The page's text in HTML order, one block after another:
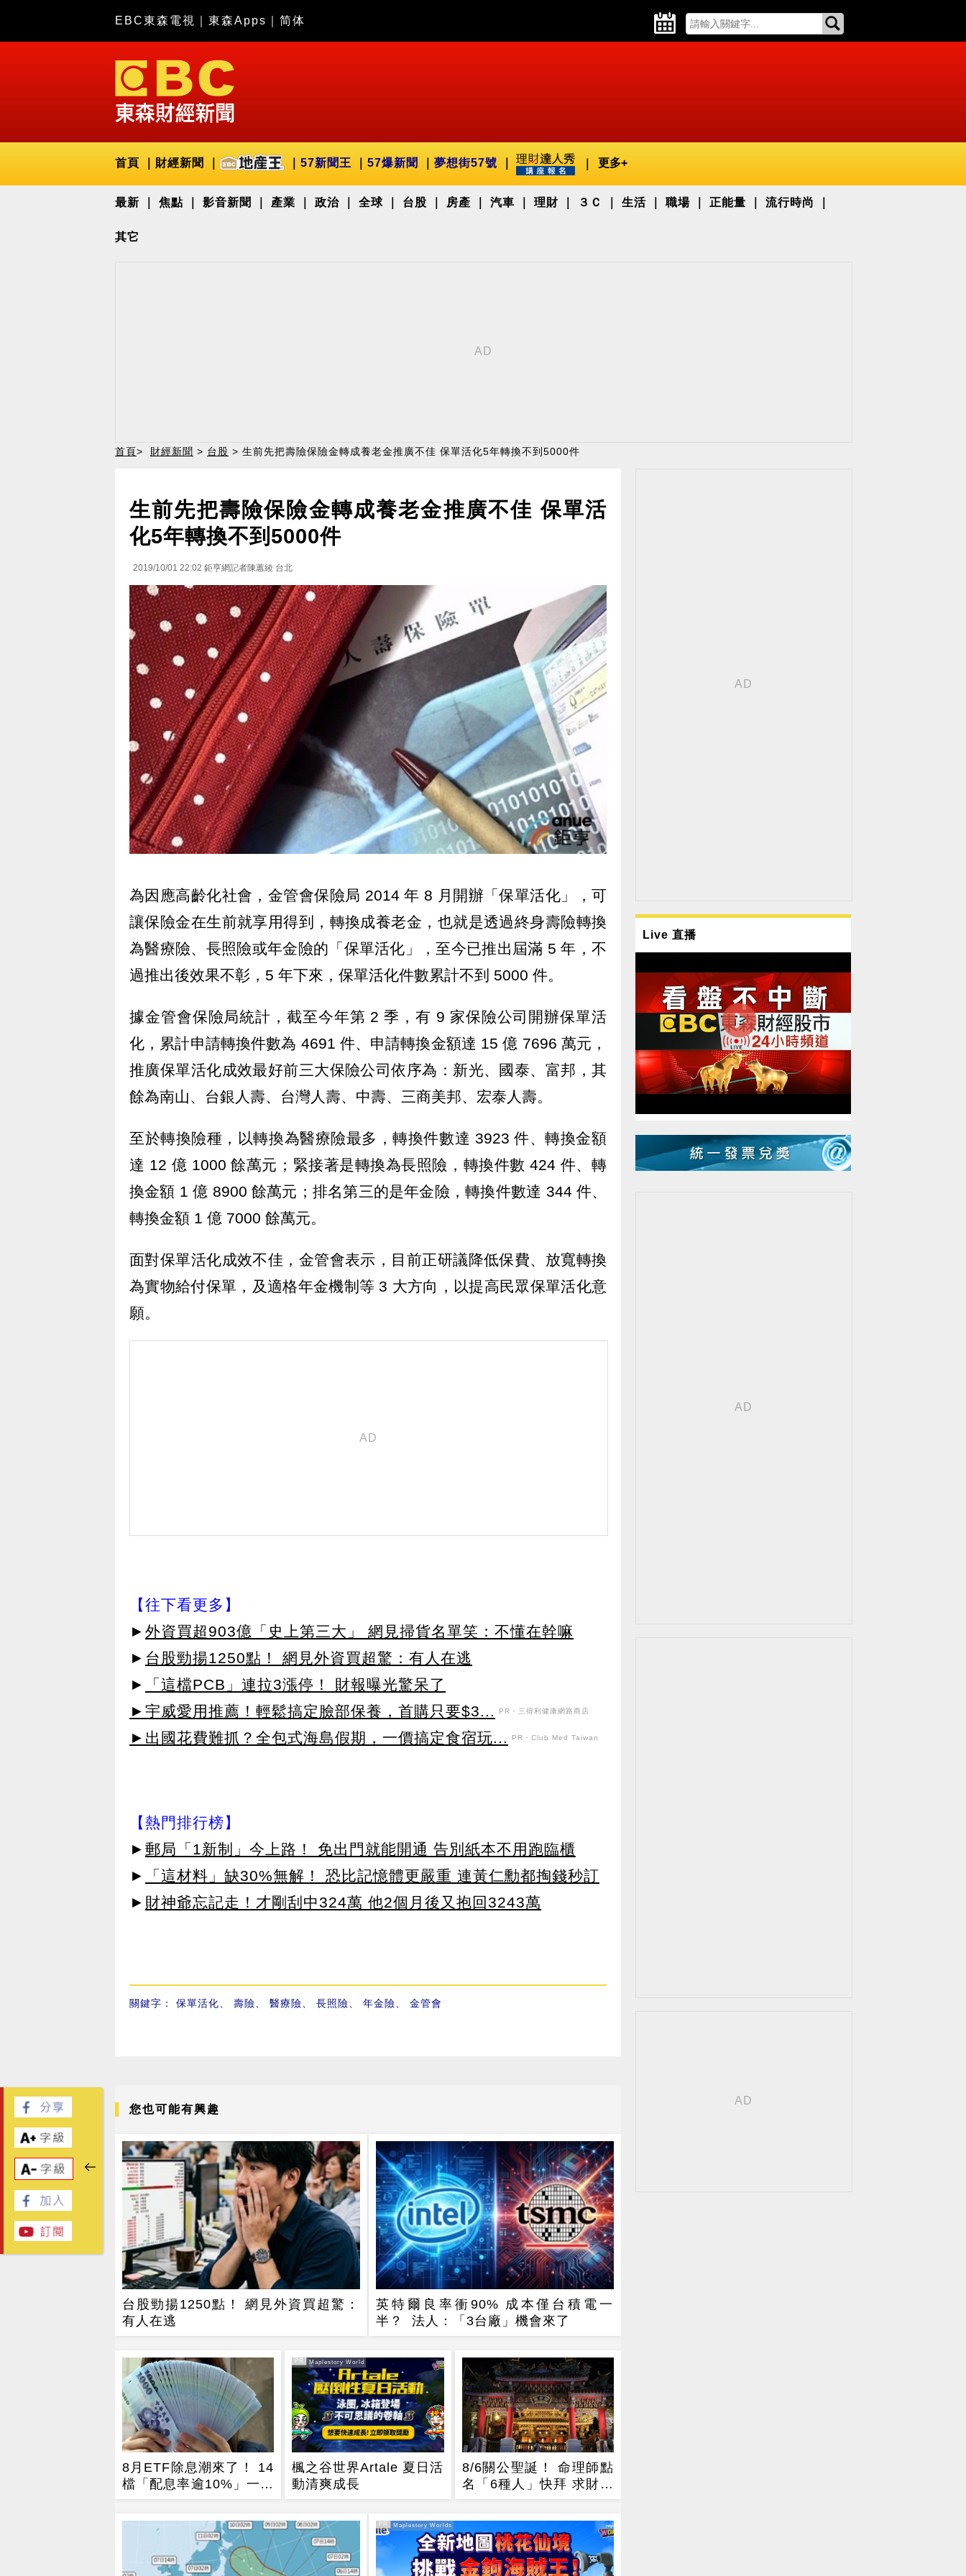
EBC東森電視 東森Apps 简体
首頁 財經新聞 57新聞王 57爆新聞 夢想街57號 更多+
最新 焦點 影音新聞 產業 政治 全球 台股 房產 汽車 理財 ３Ｃ 生活 職場 正能量 流行時尚
其它
首頁> 財經新聞 > 台股 > 生前先把壽險保險金轉成養老金推廣不佳 保單活化5年轉換不到5000件
生前先把壽險保險金轉成養老金推廣不佳 保單活
化5年轉換不到5000件
2019/10/01 22:02 鉅亨網記者陳蕙綾 台北
為因應高齡化社會，金管會保險局 2014 年 8 月開辦「保單活化」，可
讓保險金在生前就享用得到，轉換成養老金，也就是透過終身壽險轉換
為醫療險、長照險或年金險的「保單活化」，至今已推出屆滿 5 年，不
過推出後效果不彰，5 年下來，保單活化件數累計不到 5000 件。
據金管會保險局統計，截至今年第 2 季，有 9 家保險公司開辦保單活
化，累計申請轉換件數為 4691 件、申請轉換金額達 15 億 7696 萬元，
推廣保單活化成效最好前三大保險公司依序為：新光、國泰、富邦，其
餘為南山、台銀人壽、台灣人壽、中壽、三商美邦、宏泰人壽。
至於轉換險種，以轉換為醫療險最多，轉換件數達 3923 件、轉換金額
達 12 億 1000 餘萬元；緊接著是轉換為長照險，轉換件數 424 件、轉
換金額 1 億 8900 餘萬元；排名第三的是年金險，轉換件數達 344 件、
轉換金額 1 億 7000 餘萬元。
面對保單活化成效不佳，金管會表示，目前正研議降低保費、放寬轉換
為實物給付保單，及適格年金機制等 3 大方向，以提高民眾保單活化意
願。
【往下看更多】
► 外資買超903億「史上第三大」 網見掃貨名單笑：不懂在幹嘛
► 台股勁揚1250點！ 網見外資買超驚：有人在逃
►
「這檔PCB」連拉3漲停！ 財報曝光驚呆了
►宇威愛用推薦！輕鬆搞定臉部保養，首購只要$3...
PR・三得利健康網路商店
►出國花費難抓？全包式海島假期，一價搞定食宿玩... PR・Club Med Taiwan
【熱門排行榜】
► 郵局「1新制」今上路！ 免出門就能開通 告別紙本不用跑臨櫃
►
「這材料」缺30%無解！ 恐比記憶體更嚴重 連黃仁勳都掏錢秒訂
► 財神爺忘記走！才剛刮中324萬 他2個月後又抱回3243萬
關鍵字： 保單活化 壽險 醫療險 長照險 年金險 金管會
您也可能有興趣
台股勁揚1250點！ 網見外資買超驚：
有人在逃
英特爾良率衝90% 成本僅台積電一
半？ 法人：「3台廠」機會來了
8月ETF除息潮來了！ 14
檔「配息率逾10%」一次
看
PR
楓之谷世界Artale 夏日活
動清爽成長
PR・Maplestory World
8/6關公聖誕！ 命理師點
名「6種人」快拜 求財求
職保平安
PR
PR・Maplestory Worlds
Live 直播